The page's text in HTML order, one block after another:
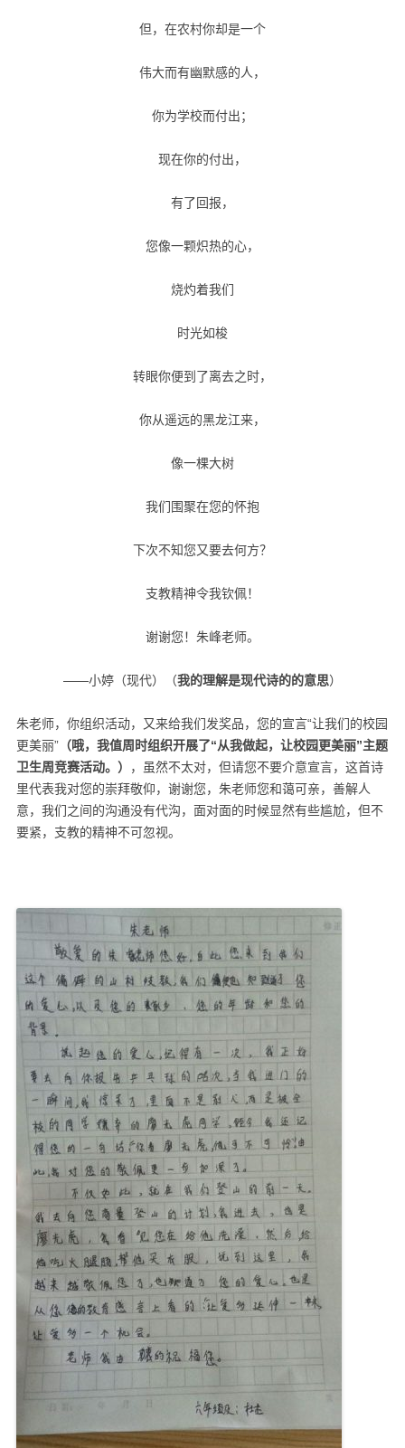
但，在农村你却是一个
伟大而有幽默感的人，
你为学校而付出；
现在你的付出，
有了回报，
您像一颗炽热的心，
烧灼着我们
时光如梭
转眼你便到了离去之时，
你从遥远的黑龙江来，
像一棵大树
我们围聚在您的怀抱
下次不知您又要去何方？
支教精神令我钦佩！
谢谢您！朱峰老师。
——小婷（现代）（我的理解是现代诗的的意思）
朱老师，你组织活动，又来给我们发奖品，您的宣言“让我们的校园
更美丽”（哦，我值周时组织开展了“从我做起，让校园更美丽”主题
卫生周竞赛活动。）
，虽然不太对，但请您不要介意宣言，这首诗
里代表我对您的崇拜敬仰，谢谢您，朱老师您和蔼可亲，善解人
意，我们之间的沟通没有代沟，面对面的时候显然有些尴尬，但不
要紧，支教的精神不可忽视。